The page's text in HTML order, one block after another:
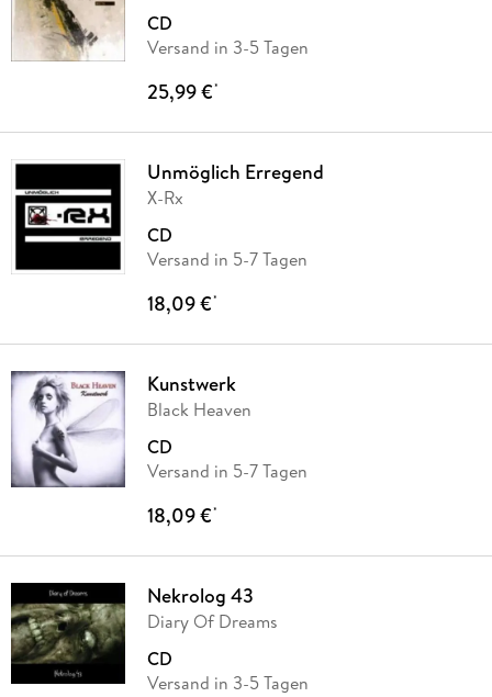
CD
Versand in 3-5 Tagen
25,99 €*
Unmöglich Erregend
X-Rx
CD
Versand in 5-7 Tagen
18,09 €*
Kunstwerk
Black Heaven
CD
Versand in 5-7 Tagen
18,09 €*
Nekrolog 43
Diary Of Dreams
CD
Versand in 3-5 Tagen